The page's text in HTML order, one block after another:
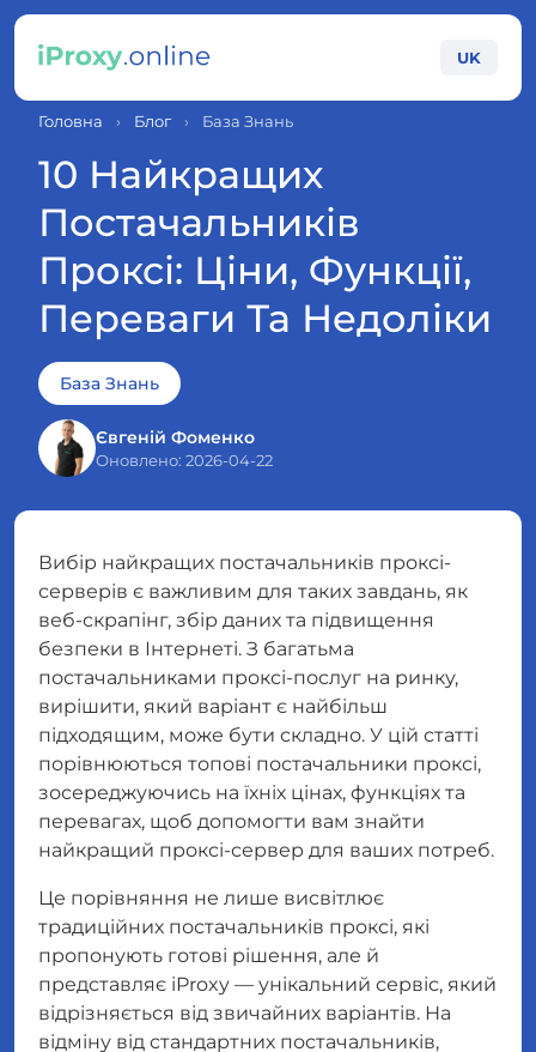
UK
Головна › Блог › База Знань
10 Найкращих
Постачальників
Проксі: Ціни, Функції,
Переваги Та Недоліки
База Знань
Євгеній Фоменко
Оновлено: 2026-04-22
Вибір найкращих постачальників проксі-
серверів є важливим для таких завдань, як
веб-скрапінг, збір даних та підвищення
безпеки в Інтернеті. З багатьма
постачальниками проксі-послуг на ринку,
вирішити, який варіант є найбільш
підходящим, може бути складно. У цій статті
порівнюються топові постачальники проксі,
зосереджуючись на їхніх цінах, функціях та
перевагах, щоб допомогти вам знайти
найкращий проксі-сервер для ваших потреб.
Це порівняння не лише висвітлює
традиційних постачальників проксі, які
пропонують готові рішення, але й
представляє iProxy — унікальний сервіс, який
відрізняється від звичайних варіантів. На
відміну від стандартних постачальників,